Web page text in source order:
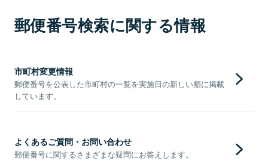
郵便番号検索に関する情報
市町村変更情報
郵便番号を公表した市町村の一覧を実施日の新しい順に掲載
しています。
よくあるご質問・お問い合わせ
郵便番号に関するさまざまな疑問にお答えします。